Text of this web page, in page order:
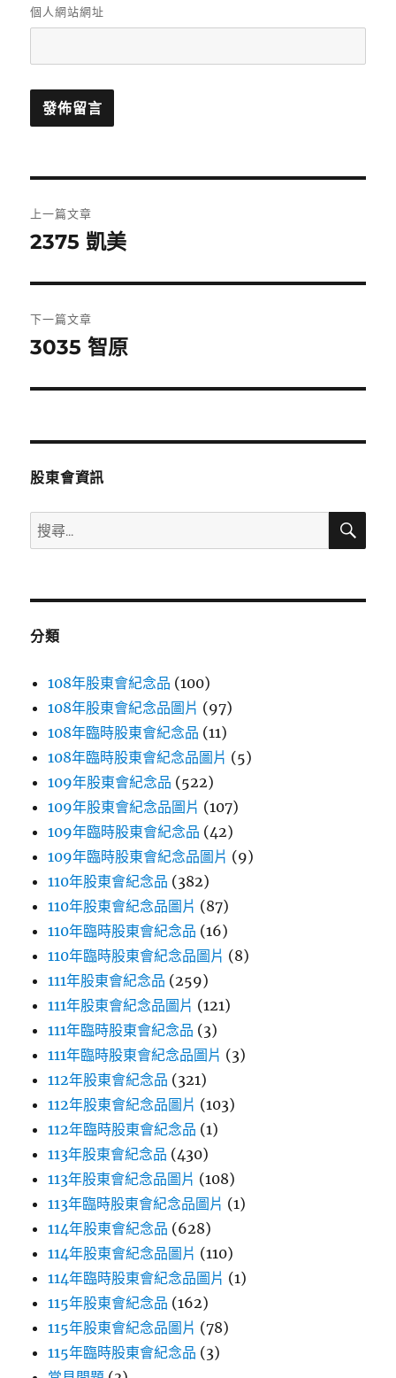
個人網站網址
章
覽
上一篇文章
上
篇
文
章:
2375 凱美
下一篇文章
下
篇
章:
3035 智原
股東會資訊
搜
尋
鍵
搜
分類
108年股東會紀念品 (100)
108年股東會紀念品圖片 (97)
108年臨時股東會紀念品 (11)
108年臨時股東會紀念品圖片 (5)
109年股東會紀念品 (522)
109年股東會紀念品圖片 (107)
109年臨時股東會紀念品 (42)
109年臨時股東會紀念品圖片 (9)
110年股東會紀念品 (382)
110年股東會紀念品圖片 (87)
110年臨時股東會紀念品 (16)
110年臨時股東會紀念品圖片 (8)
111年股東會紀念品 (259)
111年股東會紀念品圖片 (121)
111年臨時股東會紀念品 (3)
111年臨時股東會紀念品圖片 (3)
112年股東會紀念品 (321)
112年股東會紀念品圖片 (103)
112年臨時股東會紀念品 (1)
113年股東會紀念品 (430)
113年股東會紀念品圖片 (108)
113年臨時股東會紀念品圖片 (1)
114年股東會紀念品 (628)
114年股東會紀念品圖片 (110)
114年臨時股東會紀念品圖片 (1)
115年股東會紀念品 (162)
115年股東會紀念品圖片 (78)
115年臨時股東會紀念品 (3)